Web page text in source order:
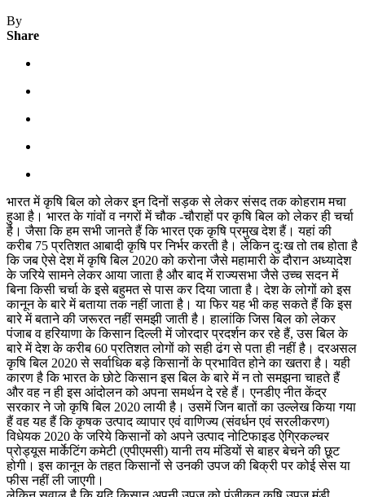
By
Share
भारत में कृषि बिल को लेकर इन दिनों सड़क से लेकर संसद तक कोहराम मचा
हुआ है। भारत के गांवों व नगरों में चौक -चौराहों पर कृषि बिल को लेकर ही चर्चा
है। जैसा कि हम सभी जानते हैं कि भारत एक कृषि प्रमुख देश हैं। यहां की
करीब 75 प्रतिशत आबादी कृषि पर निर्भर करती है। लेकिन दुःख तो तब होता है
कि जब ऐसे देश में कृषि बिल 2020 को करोना जैसे महामारी के दौरान अध्यादेश
के जरिये सामने लेकर आया जाता है और बाद में राज्यसभा जैसे उच्च सदन में
बिना किसी चर्चा के इसे बहुमत से पास कर दिया जाता है। देश के लोगों को इस
कानून के बारे में बताया तक नहीं जाता है। या फिर यह भी कह सकते हैं कि इस
बारे में बताने की जरूरत नहीं समझी जाती है। हालांकि जिस बिल को लेकर
पंजाब व हरियाणा के किसान दिल्ली में जोरदार प्रदर्शन कर रहे हैं, उस बिल के
बारे में देश के करीब 60 प्रतिशत लोगों को सही ढंग से पता ही नहीं है। दरअसल
कृषि बिल 2020 से सर्वाधिक बड़े किसानों के प्रभावित होने का खतरा है। यही
कारण है कि भारत के छोटे किसान इस बिल के बारे में न तो समझना चाहते हैं
और वह न ही इस आंदोलन को अपना समर्थन दे रहे हैं। एनडीए नीत केंद्र
सरकार ने जो कृषि बिल 2020 लायी है। उसमें जिन बातों का उल्लेख किया गया
हैं वह यह हैं कि कृषक उत्पाद व्यापार एवं वाणिज्य (संवर्धन एवं सरलीकरण)
विधेयक 2020 के जरिये किसानों को अपने उत्पाद नोटिफाइड ऐग्रिकल्चर
प्रोड्यूस मार्केटिंग कमेटी (एपीएमसी) यानी तय मंडियों से बाहर बेचने की छूट
होगी। इस कानून के तहत किसानों से उनकी उपज की बिक्री पर कोई सेस या
फीस नहीं ली जाएगी।